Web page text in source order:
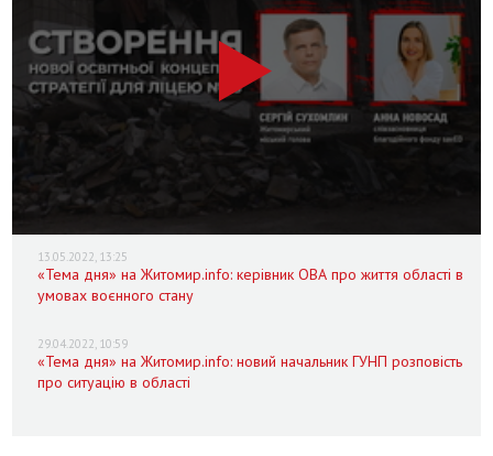
13.05.2022, 13:25
«Тема дня» на Житомир.info: керівник ОВА про життя області в
умовах воєнного стану
29.04.2022, 10:59
«Тема дня» на Житомир.info: новий начальник ГУНП розповість
про ситуацію в області